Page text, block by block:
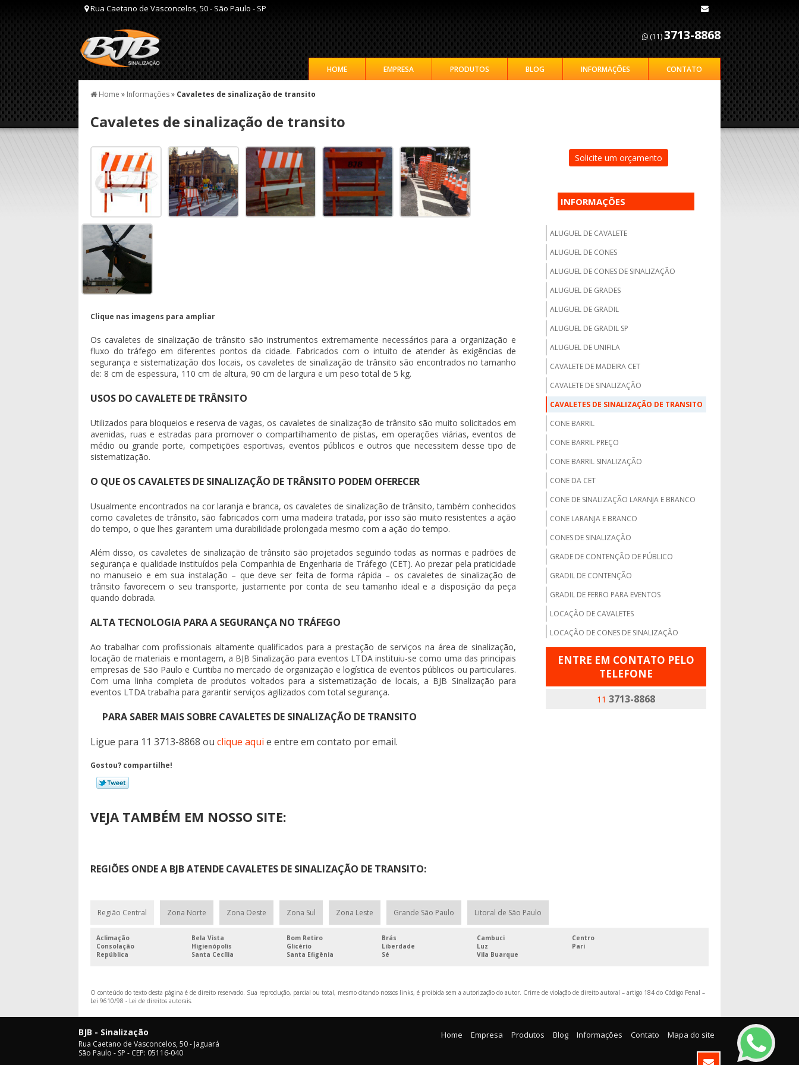
Rua Caetano de Vasconcelos, 50 - São Paulo - SP
(11)3713-8868
HOME EMPRESA PRODUTOS BLOG INFORMAÇÕES CONTATO
Home » Informações» Cavaletes de sinalização de transito
Cavaletes de sinalização de transito
Clique nas imagens para ampliar
Os cavaletes de sinalização de trânsito são instrumentos extremamente necessários para a organização e
fluxo do tráfego em diferentes pontos da cidade. Fabricados com o intuito de atender às exigências de
segurança e sistematização dos locais, os cavaletes de sinalização de trânsito são encontrados no tamanho
de: 8 cm de espessura, 110 cm de altura, 90 cm de largura e um peso total de 5 kg.
USOS DO CAVALETE DE TRÂNSITO
Utilizados para bloqueios e reserva de vagas, os cavaletes de sinalização de trânsito são muito solicitados em
avenidas, ruas e estradas para promover o compartilhamento de pistas, em operações viárias, eventos de
médio ou grande porte, competições esportivas, eventos públicos e outros que necessitem desse tipo de
sistematização.
O QUE OS CAVALETES DE SINALIZAÇÃO DE TRÂNSITO PODEM OFERECER
Usualmente encontrados na cor laranja e branca, os cavaletes de sinalização de trânsito, também conhecidos
como cavaletes de trânsito, são fabricados com uma madeira tratada, por isso são muito resistentes a ação
do tempo, o que lhes garantem uma durabilidade prolongada mesmo com a ação do tempo.
Além disso, os cavaletes de sinalização de trânsito são projetados seguindo todas as normas e padrões de
segurança e qualidade instituídos pela Companhia de Engenharia de Tráfego (CET). Ao prezar pela praticidade
no manuseio e em sua instalação – que deve ser feita de forma rápida – os cavaletes de sinalização de
trânsito favorecem o seu transporte, justamente por conta de seu tamanho ideal e a disposição da peça
quando dobrada.
ALTA TECNOLOGIA PARA A SEGURANÇA NO TRÁFEGO
Ao trabalhar com profissionais altamente qualificados para a prestação de serviços na área de sinalização,
locação de materiais e montagem, a BJB Sinalização para eventos LTDA instituiu-se como uma das principais
empresas de São Paulo e Curitiba no mercado de organização e logística de eventos públicos ou particulares.
Com uma linha completa de produtos voltados para a sistematização de locais, a BJB Sinalização para
eventos LTDA trabalha para garantir serviços agilizados com total segurança.
PARA SABER MAIS SOBRE CAVALETES DE SINALIZAÇÃO DE TRANSITO
Ligue para 11 3713-8868 ou clique aqui e entre em contato por email.
Gostou? compartilhe!
Solicite um orçamento
INFORMAÇÕES
ALUGUEL DE CAVALETE
ALUGUEL DE CONES
ALUGUEL DE CONES DE SINALIZAÇÃO
ALUGUEL DE GRADES
ALUGUEL DE GRADIL
ALUGUEL DE GRADIL SP
ALUGUEL DE UNIFILA
CAVALETE DE MADEIRA CET
CAVALETE DE SINALIZAÇÃO
CAVALETES DE SINALIZAÇÃO DE TRANSITO
CONE BARRIL
CONE BARRIL PREÇO
CONE BARRIL SINALIZAÇÃO
CONE DA CET
CONE DE SINALIZAÇÃO LARANJA E BRANCO
CONE LARANJA E BRANCO
CONES DE SINALIZAÇÃO
GRADE DE CONTENÇÃO DE PÚBLICO
GRADIL DE CONTENÇÃO
GRADIL DE FERRO PARA EVENTOS
LOCAÇÃO DE CAVALETES
LOCAÇÃO DE CONES DE SINALIZAÇÃO
LOCAÇÃO DE CONES E CAVALETES
LOCAÇÃO DE CONES SP
ENTRE EM CONTATO PELO
TELEFONE
11 3713-8868
VEJA TAMBÉM EM NOSSO SITE:
REGIÕES ONDE A BJB ATENDE CAVALETES DE SINALIZAÇÃO DE TRANSITO:
Região Central Zona Norte Zona Oeste Zona Sul Zona Leste Grande São Paulo Litoral de São Paulo
Aclimação Bela Vista Bom Retiro Brás Cambuci
Centro
Consolação
Higienópolis Glicério Liberdade Luz
Pari
República
Santa Cecília Santa Efigênia Sé Vila Buarque
O conteúdo do texto desta página é de direito reservado. Sua reprodução, parcial ou total, mesmo citando nossos links, é proibida sem a autorização do autor. Crime de violação de direito autoral – artigo 184 do Código Penal –
Lei 9610/98 - Lei de direitos autorais.
BJB - Sinalização
Rua Caetano de Vasconcelos, 50 - Jaguará
São Paulo - SP - CEP: 05116-040
Home Empresa Produtos Blog Informações Contato Mapa do site